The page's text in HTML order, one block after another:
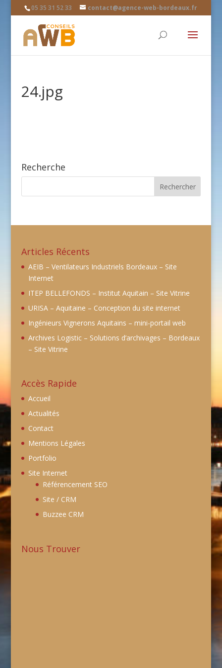
05 35 31 52 33 contact@agence-web-bordeaux.fr
24.jpg
Recherche
Articles Récents
AEIB – Ventilateurs Industriels Bordeaux – Site
Internet
ITEP BELLEFONDS – Institut Aquitain – Site Vitrine
URISA – Aquitaine – Conception du site internet
Ingénieurs Vignerons Aquitains – mini-portail web
Archives Logistic – Solutions d’archivages – Bordeaux
– Site Vitrine
Accès Rapide
Accueil
Actualités
Contact
Mentions Légales
Portfolio
Site Internet
Référencement SEO
Site / CRM
Buzzee CRM
Nous Trouver